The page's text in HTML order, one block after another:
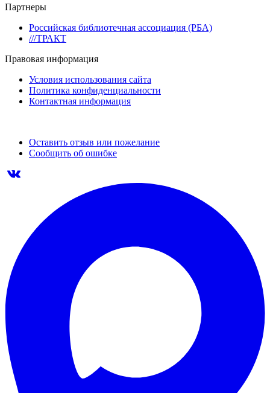
Партнеры
Российская библиотечная ассоциация (РБА)
///ТРАКТ
Правовая информация
Условия использования сайта
Политика конфиденциальности
Контактная информация
Оставить отзыв или пожелание
Сообщить об ошибке